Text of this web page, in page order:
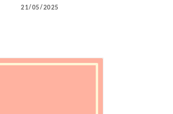
21/05/2025